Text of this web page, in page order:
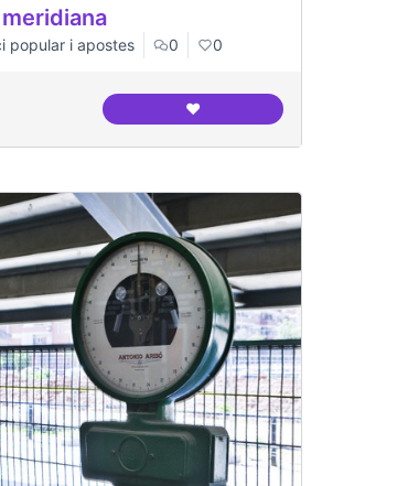
popular i apostes 0 0
❤️canodrom meridiana